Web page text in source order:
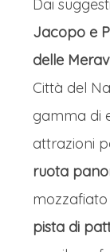
Dai
Jacopo e
delle
Città del
gamma di
attrazioni
ruota
pista di